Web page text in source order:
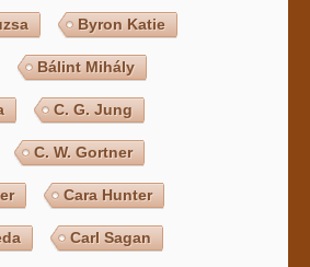
Byron Katie
Bálint Mihály
C. G. Jung
C. W. Gortner
Cara Hunter
Carl Sagan